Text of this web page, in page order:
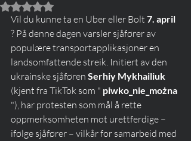
Gitt NaN av 5 stjerner.
Vil du kunne ta en Uber eller Bolt 7. april
? På denne dagen varsler sjåfører av
populære transportapplikasjoner en
landsomfattende streik. Initiert av den
ukrainske sjåføren Serhiy Mykhailiuk
(kjent fra TikTok som " piwko_nie_można
"), har protesten som mål å rette
oppmerksomheten mot urettferdige –
ifølge sjåfører – vilkår for samarbeid med